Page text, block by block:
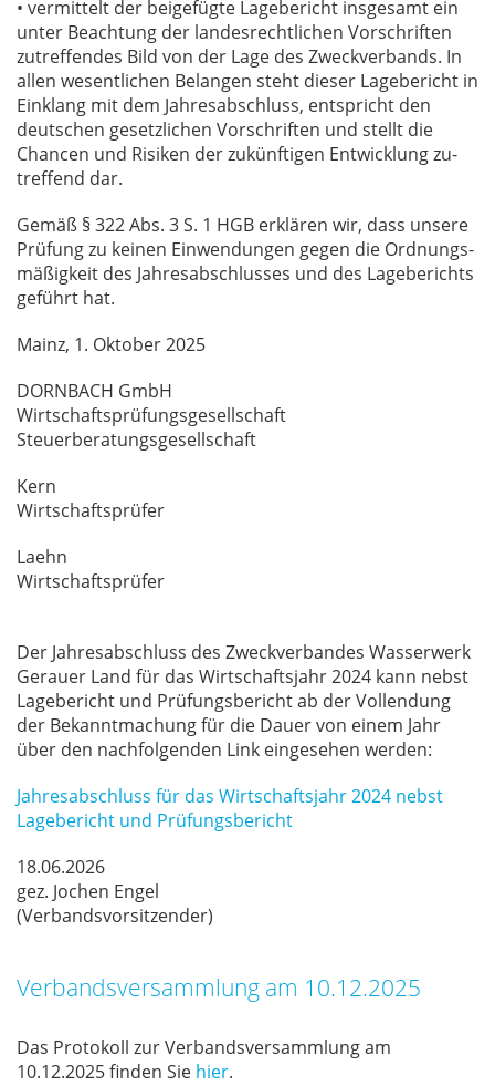
• ver­mit­telt der bei­ge­füg­te La­ge­be­richt ins­ge­samt ein
un­ter Be­ach­tung der lan­des­recht­li­chen Vor­schrif­ten
zu­tref­fen­des Bild von der Lage des Zweck­ver­bands. In
al­len we­sent­li­chen Be­lan­gen steht die­ser La­ge­be­richt in
Ein­klang mit dem Jah­res­ab­schluss, ent­spricht den
deut­schen ge­setz­li­chen Vor­schrif­ten und stellt die
Chan­cen und Ri­si­ken der zu­künf­ti­gen Ent­wick­lung zu­
tref­fend dar.
Ge­mäß § 322 Abs. 3 S. 1 HGB er­klä­ren wir, dass un­se­re
Prü­fung zu kei­nen Ein­wen­dun­gen ge­gen die Ord­nungs­
mä­ßig­keit des Jah­res­ab­schlus­ses und des La­ge­be­richts
ge­führt hat.
Mainz, 1. Ok­to­ber 2025
DORN­BACH GmbH
Wirt­schafts­prü­fungs­ge­sell­schaft
Steu­er­be­ra­tungs­ge­sell­schaft
Kern
Wirt­schafts­prü­fer
La­ehn
Wirt­schafts­prü­fer
Der Jah­res­ab­schluss des Zweck­ver­ban­des Was­ser­werk
Ge­r­au­er Land für das Wirt­schafts­jahr 2024 kann nebst
La­ge­be­richt und Prü­fungs­be­richt ab der Voll­endung
der Be­kannt­ma­chung für die Dau­er von ei­nem Jahr
über den nach­fol­gen­den Link ein­ge­se­hen wer­den:
Jahresabschluss für das Wirtschaftsjahr 2024 nebst
Lagebericht und Prüfungsbericht
18.06.2026
gez. Jo­chen En­gel
(Ver­bands­vor­sit­zen­der)
Verbandsversammlung am 10.12.2025
Das Pro­to­koll zur Ver­bands­ver­samm­lung am
10.12.2025 fin­den Sie hier.